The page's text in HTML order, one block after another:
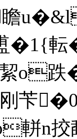
瞻
転
o跌
刚苄
n挍